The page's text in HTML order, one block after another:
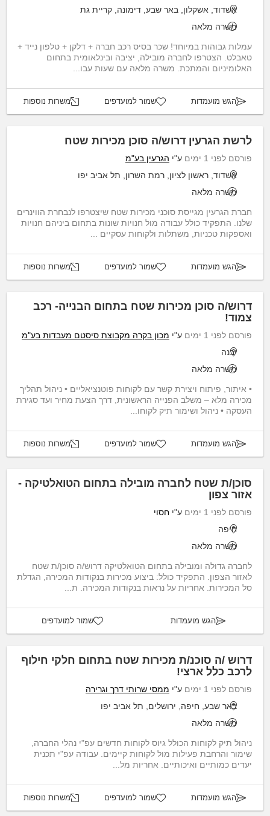
אשדוד, אשקלון, באר שבע, דימונה, קריית גת
משרה מלאה
עמלות גבוהות במיוחד! שכר בסיס רכב חברה + דלקן + טלפון נייד +
טאבלט. הצטרפו לחברה מובילה, יציבה ובינלאומית בתחום
האלומיניום והמתכת. משרה מלאה עם שעות עבו...
הגש מועמדות שמור למועדפים משרות נוספות
לרשת הגרעין דרוש/ה סוכן מכירות שטח
פורסם לפני 1 ימים ע"י הגרעין בע"מ
אשדוד, ראשון לציון, רמת השרון, תל אביב יפו
משרה מלאה
חברת הגרעין מגייסת סוכני מכירות שטח שיצטרפו לנבחרת הווינרים
שלנו. התפקיד כולל עבודה מול חנויות שונות בתחום ביניהם חנויות
ואספקות טכניות, משתלות ולקוחות עסקיים ...
הגש מועמדות שמור למועדפים משרות נוספות
דרוש/ה סוכן מכירות שטח בתחום הבנייה- רכב
צמוד!
פורסם לפני 1 ימים ע"י מכון בקרה מקבוצת סיסטם מעבדות בע"מ
יבנה
משרה מלאה
• איתור, פיתוח ויצירת קשר עם לקוחות פוטנציאליים • ניהול תהליך
מכירה מלא – משלב הפנייה הראשונית, דרך הצעת מחיר ועד סגירת
העסקה • ניהול ושימור תיק לקוחו...
הגש מועמדות שמור למועדפים משרות נוספות
סוכן/ת שטח לחברה מובילה בתחום הטואלטיקה -
אזור צפון
פורסם לפני 1 ימים ע"י חסוי
חיפה
משרה מלאה
לחברה גדולה ומובילה בתחום הטואלטיקה דרוש/ה סוכן/ת שטח
לאזור הצפון. התפקיד כולל: ביצוע מכירות בנקודות המכירה, הגדלת
סל המכירות. אחריות על נראות בנקודות המכירה. ת...
הגש מועמדות שמור למועדפים
דרוש /ה סוכנ/ת מכירות שטח בתחום חלקי חילוף
לרכב כלל ארצי!
פורסם לפני 1 ימים ע"י ממסי שרותי דרך וגרירה
באר שבע, חיפה, ירושלים, תל אביב יפו
משרה מלאה
ניהול תיק לקוחות הכולל גיוס לקוחות חדשים עפ"י נהלי החברה,
שימור והרחבת פעילות מול לקוחות קיימים. עבודה עפ"י תכנית
יעדים כמותיים ואיכותיים. אחריות מל...
הגש מועמדות שמור למועדפים משרות נוספות